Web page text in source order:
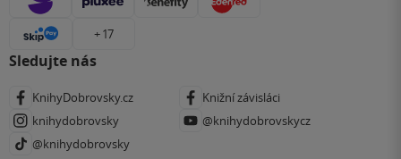
+ 17
Sledujte nás
KnihyDobrovsky.cz
Knižní závisláci
knihydobrovsky
@knihydobrovskycz
@knihydobrovsky